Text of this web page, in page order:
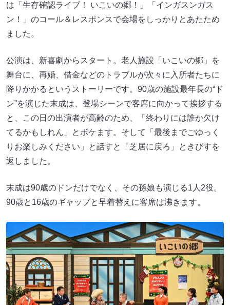
は「生存確認ライブ！ いこいの郷！」「インガスンガス
ン！」のコール＆レスポンスで会場をしっかりとあたため
ました。
公演は、新喜劇からスタート。老人施設「いこいの郷」を
舞台に、再婚、借金などのトラブルが次々に入所者たちに
降りかかるというストーリーです。90歳の施設最年長の“ド
ン”を演じた末成は、登場シーンで客席に向かって挨拶する
と、この日の出演者が高齢のため、「終わりには誰か欠け
てるかもしれん」とボケます。そして「最後までごゆっく
りお楽しみください」と話すと「芝居に戻ろ」ときびすを
返しました。
末成は90歳のドンだけでなく、その孫娘も演じる1人2役。
90歳と16歳のギャップと早着替えに客席は沸きます。